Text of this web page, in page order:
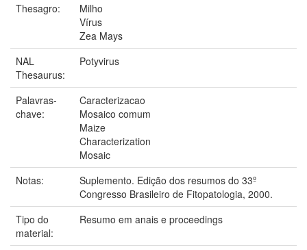
Thesagro:
Milho
Vírus
Zea Mays
NAL
Thesaurus:
Potyvirus
Palavras-
chave:
Caracterizacao
Mosaico comum
Maize
Characterization
Mosaic
Notas:
Suplemento. Edição dos resumos do 33º
Congresso Brasileiro de Fitopatologia, 2000.
Tipo do
material:
Resumo em anais e proceedings